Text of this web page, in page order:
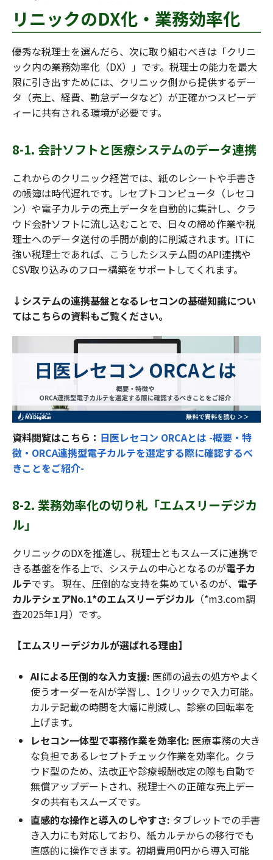
リニックのDX化・業務効率化
優秀な税理士を選んだら、次に取り組むべきは「クリニ
ック内の業務効率化（DX）」です。税理士の能力を最大
限に引き出すためには、クリニック側から提供するデー
タ（売上、経費、勤怠データなど）が正確かつスピーデ
ィーに共有される環境が必要です。
8-1. 会計ソフトと医療システムのデータ連携
これからのクリニック経営では、紙のレシートや手書き
の帳簿は時代遅れです。レセプトコンピュータ（レセコ
ン）や電子カルテの売上データを自動的に集計し、クラ
ウド会計ソフトに流し込むことで、日々の締め作業や税
理士へのデータ送付の手間が劇的に削減されます。ITに
強い税理士であれば、こうしたシステム間のAPI連携や
CSV取り込みのフロー構築をサポートしてくれます。
↓システムの連携基盤となるレセコンの基礎知識につい
てはこちらの資料もご覧ください。
資料閲覧はこちら： 日医レセコン ORCAとは -概要・特
徴・ORCA連携型電子カルテを選定する際に確認するべ
きことをご紹介-
8-2. 業務効率化の切り札「エムスリーデジカ
ル」
クリニックのDXを推進し、税理士ともスムーズに連携で
きる基盤を作る上で、システムの中心となるのが電子カ
ルテです。 現在、圧倒的な支持を集めているのが、 電子
カルテシェアNo.1*のエムスリーデジカル （*m3.com調
査2025年1月）です。
【エムスリーデジカルが選ばれる理由】
AIによる圧倒的な入力支援: 医師の過去の処方やよく
使うオーダーをAIが学習し、1クリックで入力可能。
カルテ記載の時間を大幅に削減し、診察の回転率を
上げます。
レセコン一体型で事務作業を効率化: 医療事務の大き
な負担であるレセプトチェック作業を効率化。クラ
ウド型のため、法改正や診療報酬改定の際も自動で
無償アップデートされ、税理士への正確な売上デー
タの共有もスムーズです。
直感的な操作と導入のしやすさ: タブレットでの手書
き入力にも対応しており、紙カルテからの移行でも
直感的に操作できます。初期費用0円から導入可能